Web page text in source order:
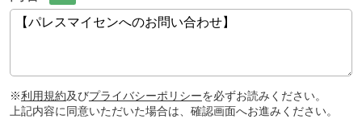
※利用規約及びプライバシーポリシーを必ずお読みください。
上記内容に同意いただいた場合は、確認画面へお進みください。